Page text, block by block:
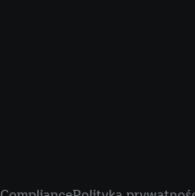
tak, Utiq udostępni
numeru
wykorzystany do
szczególności
obsługiwanych przez
korzystanie z
lub